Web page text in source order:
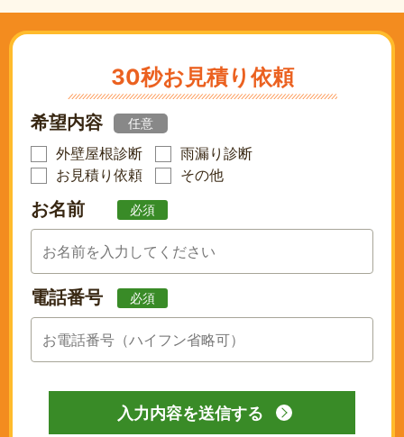
ー
30秒お見積り依頼
希望内容 任意
外壁屋根診断
雨漏り診断
お見積り依頼
その他
お名前 必須
電話番号 必須